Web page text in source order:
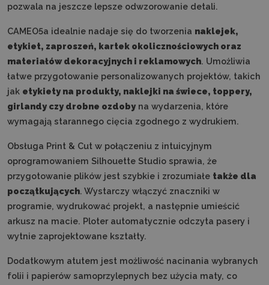
pozwala na jeszcze lepsze odwzorowanie detali.
CAMEO5a idealnie nadaje się do tworzenia naklejek,
etykiet, zaproszeń, kartek okolicznościowych oraz
materiałów dekoracyjnych i reklamowych. Umożliwia
łatwe przygotowanie personalizowanych projektów, takich
jak etykiety na produkty, naklejki na świece, toppery,
girlandy czy drobne ozdoby na wydarzenia, które
wymagają starannego cięcia zgodnego z wydrukiem.
Obsługa Print & Cut w połączeniu z intuicyjnym
oprogramowaniem Silhouette Studio sprawia, że
przygotowanie plików jest szybkie i zrozumiałe także dla
początkujących. Wystarczy włączyć znaczniki w
programie, wydrukować projekt, a następnie umieścić
arkusz na macie. Ploter automatycznie odczyta pasery i
wytnie zaprojektowane kształty.
Dodatkowym atutem jest możliwość nacinania wybranych
folii i papierów samoprzylepnych bez użycia maty, co